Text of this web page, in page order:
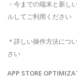
・今までの端末と新し
ルしてご利用ください
＊詳しい操作方法につ
さい
APP STORE